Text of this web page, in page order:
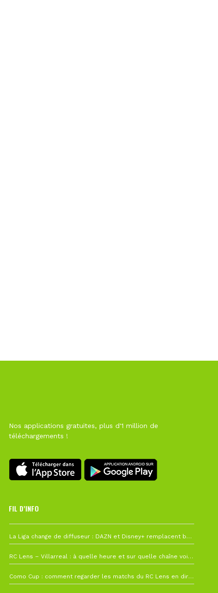
Nos applications gratuites, plus d'1 million de
téléchargements !
FIL D’INFO
La Liga change de diffuseur : DAZN et Disney+ remplacent beIN Sports !
RC Lens – Villarreal : à quelle heure et sur quelle chaîne voir la finale de la Como Cup ?
Como Cup : comment regarder les matchs du RC Lens en direct ?